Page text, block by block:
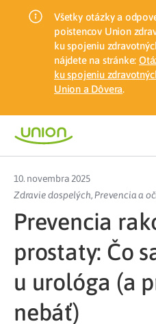
Všetky otázky a
poistencov Union
ku spojeniu
nájdete na stránke:
ku spojeniu
Union a Dôvera.
10. novembra 2025
Zdravie dospelých,Prevencia a
Prevencia
prostaty: Čo
u urológa (a
nebáť)